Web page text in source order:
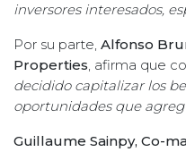
inversores interesados,
Por su parte, Alfonso
Properties, afirma que
decidido capitalizar los
oportunidades que
Guillaume Sainpy, Co-